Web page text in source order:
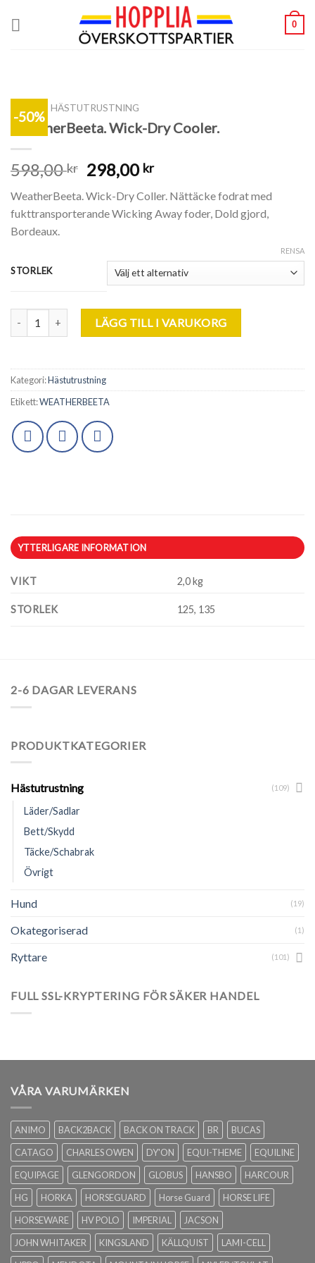
0
-50%
HÄSTUTRUSTNING
WeatherBeeta. Wick-Dry Cooler.
598,00kr 298,00 kr
WeatherBeeta. Wick-Dry Coller. Nättäcke fodrat med
fukttransporterande Wicking Away foder, Dold gjord,
Bordeaux.
STORLEK
RENSA
WeatherBeeta. Wick-Dry Cooler. mängd
LÄGG TILL I VARUKORG
Kategori:Hästutrustning
Etikett:WEATHERBEETA
YTTERLIGARE INFORMATION
VIKT 2,0 kg
STORLEK 125, 135
2-6 DAGAR LEVERANS
PRODUKTKATEGORIER
Hästutrustning (109)
Läder/Sadlar
Bett/Skydd
Täcke/Schabrak
Övrigt
Hund (19)
Okategoriserad (1)
Ryttare (101)
FULL SSL-KRYPTERING FÖR SÄKER HANDEL
VÅRA VARUMÄRKEN
ANIMO BACK2BACK BACK ON TRACK BR
BUCAS
CATAGO
CHARLES OWEN DY'ON EQUI-THEME
EQUILINE
EQUIPAGE
GLENGORDON GLOBUS HANSBO
HARCOUR
HG
HORKA HORSEGUARD Horse Guard
HORSE LIFE
HORSEWARE
HV POLO IMPERIAL
JACSON
JOHN WHITAKER
KINGSLAND KÄLLQUIST
LAMI-CELL